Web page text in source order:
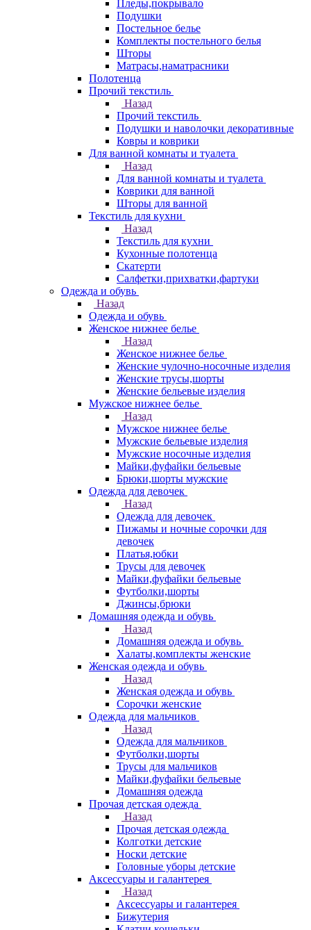
Пледы,покрывало
Подушки
Постельное белье
Комплекты постельного белья
Шторы
Матрасы,наматрасники
Полотенца
Прочий текстиль
Назад
Прочий текстиль
Подушки и наволочки декоративные
Ковры и коврики
Для ванной комнаты и туалета
Назад
Для ванной комнаты и туалета
Коврики для ванной
Шторы для ванной
Текстиль для кухни
Назад
Текстиль для кухни
Кухонные полотенца
Скатерти
Салфетки,прихватки,фартуки
Одежда и обувь
Назад
Одежда и обувь
Женское нижнее белье
Назад
Женское нижнее белье
Женские чулочно-носочные изделия
Женские трусы,шорты
Женские бельевые изделия
Мужское нижнее белье
Назад
Мужское нижнее белье
Мужские бельевые изделия
Мужские носочные изделия
Майки,фуфайки бельевые
Брюки,шорты мужские
Одежда для девочек
Назад
Одежда для девочек
Пижамы и ночные сорочки для
девочек
Платья,юбки
Трусы для девочек
Майки,фуфайки бельевые
Футболки,шорты
Джинсы,брюки
Домашняя одежда и обувь
Назад
Домашняя одежда и обувь
Халаты,комплекты женские
Женская одежда и обувь
Назад
Женская одежда и обувь
Сорочки женские
Одежда для мальчиков
Назад
Одежда для мальчиков
Футболки,шорты
Трусы для мальчиков
Майки,фуфайки бельевые
Домашняя одежда
Прочая детская одежда
Назад
Прочая детская одежда
Колготки детские
Носки детские
Головные уборы детские
Аксессуары и галантерея
Назад
Аксессуары и галантерея
Бижутерия